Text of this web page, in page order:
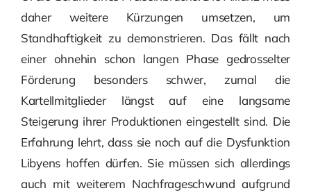
daher weitere Kürzungen umsetzen, um
Standhaftigkeit zu demonstrieren. Das fällt nach
einer ohnehin schon langen Phase gedrosselter
Förderung besonders schwer, zumal die
Kartellmitglieder längst auf eine langsame
Steigerung ihrer Produktionen eingestellt sind. Die
Erfahrung lehrt, dass sie noch auf die Dysfunktion
Libyens hoffen dürfen. Sie müssen sich allerdings
auch mit weiterem Nachfrageschwund aufgrund